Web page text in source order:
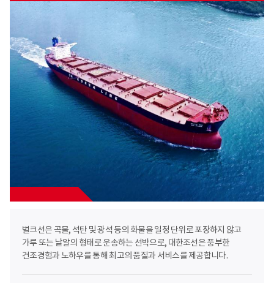
벌크선은 곡물, 석탄 및 광석 등의 화물을 일정 단위로 포장하지 않고
가루 또는 낱알의 형태로 운송하는 선박으로, 대한조선은 풍부한
건조경험과 노하우를 통해 최고의 품질과 서비스를 제공합니다.